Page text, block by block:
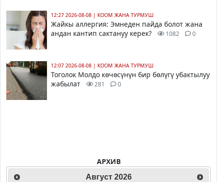
12:27 2026-08-08 | КООМ ЖАНА ТУРМУШ
Жайкы аллергия: Эмнеден пайда болот жана
андан кантип сактануу керек?
1082 0
12:07 2026-08-08 | КООМ ЖАНА ТУРМУШ
Тоголок Молдо көчөсүнүн бир бөлүгү убактылуу
жабылат
281 0
АРХИВ
Август 2026